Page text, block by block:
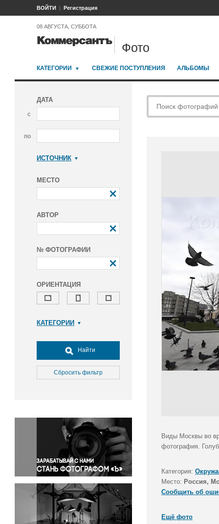
ВОЙТИ Регистрация
08 АВГУСТА, СУББОТА
Фото
КАТЕГОРИИ СВЕЖИЕ ПОСТУПЛЕНИЯ АЛЬБОМЫ
ДАТА
с
по
ИСТОЧНИК
МЕСТО
АВТОР
№ ФОТОГРАФИИ
ОРИЕНТАЦИЯ
КАТЕГОРИИ
Досуг, туризм и отдых
Культура
Медицина
Окружающая среда
Политика
Правосудие
Происшествия и конфликты
Религия
Светская жизнь
Спорт
Экология
Экономика и бизнес
Найти
Сбросить фильтр
Виды Москвы во
фотография.
Категория:
Место: Россия,
Сообщить об
Ещё фото